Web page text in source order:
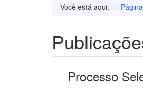
Você está aqui:
Processo